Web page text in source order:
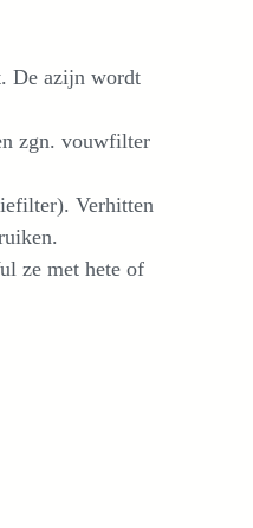
De azijn wordt
zgn. vouwfilter
Verhitten
ze met hete of